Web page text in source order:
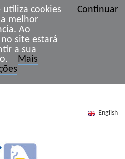
utiliza cookies
melhor
Ao
no site estará
a sua
Mais
Continuar
English